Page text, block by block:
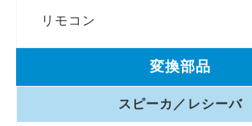
リモコン
変換部品
スピーカ／レシーバ